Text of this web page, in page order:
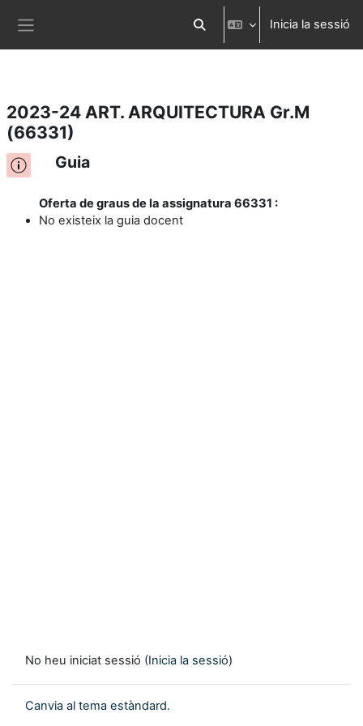
Ves al contingut principal Commuta l'entrada de la cerca
Inicia la sessió
2023-24 ART. ARQUITECTURA Gr.M
(66331)
Guia
Oferta de graus de la assignatura 66331 :
No existeix la guia docent
No heu iniciat sessió (Inicia la sessió)
Canvia al tema estàndard.